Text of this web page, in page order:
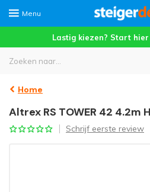
Menu
Lastig kiezen? Start
Home
Altrex RS TOWER 42 4.2m
Schrijf eerste review